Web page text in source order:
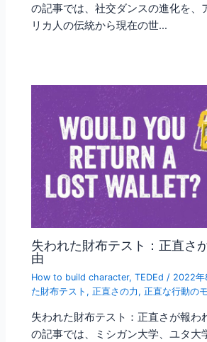
の記事では、社交ダンスの進化を、
リカ人の伝統から現在の世…
失われた財布テスト：正直さ
由
How to build character,TEDEd / 2022年
た財布テスト ,正直さの力 ,正直な行動の
失われた財布テスト：正直さが報わ
の記事では、ミシガン大学、ユタ大